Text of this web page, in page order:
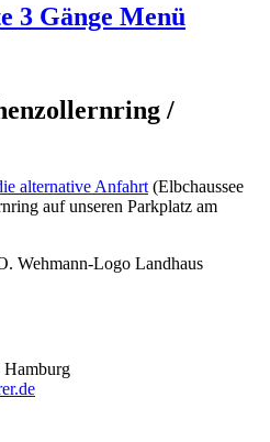
3 Gänge Menü
/
alternative Anfahrt (Elbchaussee
auf unseren Parkplatz am
Hamburg